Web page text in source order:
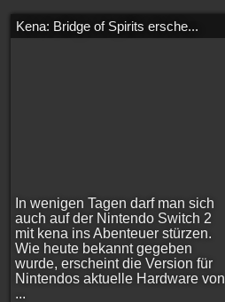
Kena: Bridge of Spirits ersche...
In wenigen Tagen darf man sich
auch auf der Nintendo Switch 2
mit kena ins Abenteuer stürzen.
Wie heute bekannt gegeben
wurde, erscheint die Version für
Nintendos aktuelle Hardware von
...